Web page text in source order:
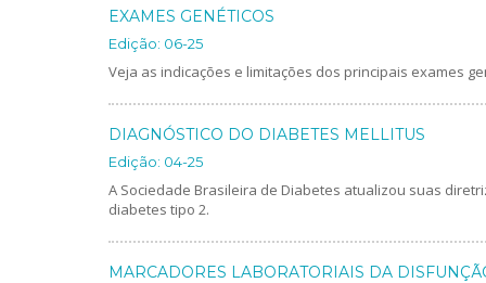
EXAMES GENÉTICOS
Edição: 06-25
Veja as indicações e limitações dos principais exames
DIAGNÓSTICO DO DIABETES MELLITUS
Edição: 04-25
A Sociedade Brasileira de Diabetes atualizou suas
diabetes tipo 2.
MARCADORES LABORATORIAIS DA